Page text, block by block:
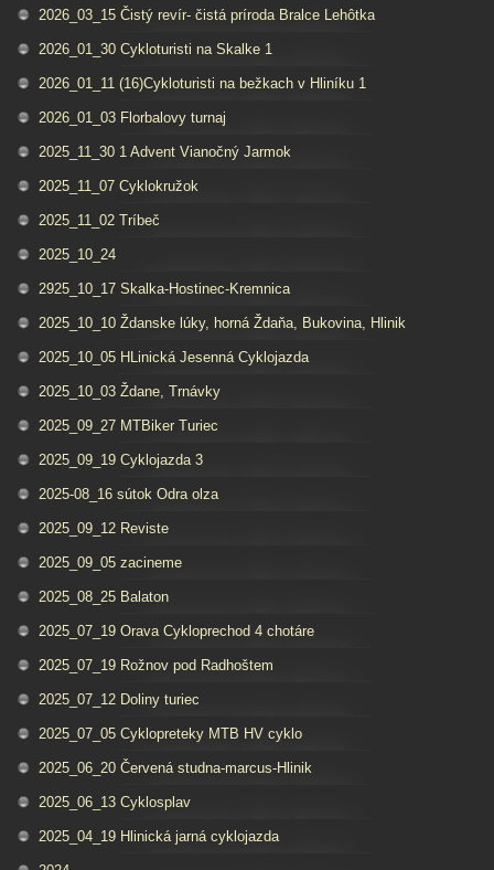
2026_03_15 Čistý revír- čistá príroda Bralce Lehôtka
2026_01_30 Cykloturisti na Skalke 1
2026_01_11 (16)Cykloturisti na bežkach v Hliníku 1
2026_01_03 Florbalovy turnaj
2025_11_30 1 Advent Vianočný Jarmok
2025_11_07 Cyklokružok
2025_11_02 Tríbeč
2025_10_24
2925_10_17 Skalka-Hostinec-Kremnica
2025_10_10 Ždanske lúky, horná Ždaňa, Bukovina, Hlinik
2025_10_05 HLinická Jesenná Cyklojazda
2025_10_03 Ždane, Trnávky
2025_09_27 MTBiker Turiec
2025_09_19 Cyklojazda 3
2025-08_16 sútok Odra olza
2025_09_12 Reviste
2025_09_05 zacineme
2025_08_25 Balaton
2025_07_19 Orava Cykloprechod 4 chotáre
2025_07_19 Rožnov pod Radhoštem
2025_07_12 Doliny turiec
2025_07_05 Cyklopreteky MTB HV cyklo
2025_06_20 Červená studna-marcus-Hlinik
2025_06_13 Cyklosplav
2025_04_19 Hlinická jarná cyklojazda